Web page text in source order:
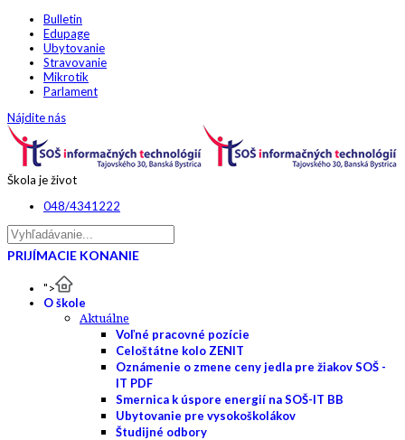
Bulletin
Edupage
Ubytovanie
Stravovanie
Mikrotik
Parlament
Nájdite nás
Škola je život
048/4341222
PRIJÍMACIE KONANIE
">
O škole
Aktuálne
Voľné pracovné pozície
Celoštátne kolo ZENIT
Oznámenie o zmene ceny jedla pre žiakov SOŠ -
IT PDF
Smernica k úspore energií na SOŠ-IT BB
Ubytovanie pre vysokoškolákov
Študijné odbory